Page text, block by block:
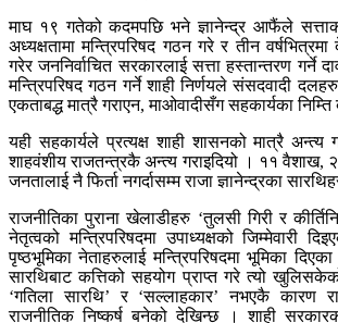
माघ १९ गतेको कदमपछि भने ज्ञानेन्द्र आफैंले
अध्यक्षतामा मन्त्रिपरिषद गठन गरे र तीन
गरेर जननिर्वाचित सरकारलाई सत्ता हस्तान्तरण गर्ने
मन्त्रिपरिषद गठन गर्ने शाही निर्णयले संसदवादी
एकताबद्ध मात्रै गराएन, माओवादीसँग सहकार्यका निम्ति
यही सहकार्यले प्रत्यक्ष शाही शासनको मात्रै अन्त्य
शाहवंशीय राजतन्त्रकै अन्त्य गराइदियो । ११ वैशाख,
जनतालाई नै फिर्ता नगर्दासम्म राजा ज्ञानेन्द्रका
राजनीतिका पुराना खेलाडीहरु ‘तुलसी गिरी र
नेतृत्वको मन्त्रिपरिषदमा उपाध्यक्षको जिम्मेवारी
पृष्ठभूमिका नेताहरुलाई मन्त्रिपरिषदमा भूमिका
सारथिबाट कत्तिको सहयोग प्राप्त गरे त्यो
‘गतिला सारथि’ र ‘सल्लाहकार’ नभएकै
राजनीतिक निष्कर्ष बनेको देखिन्छ । शाही